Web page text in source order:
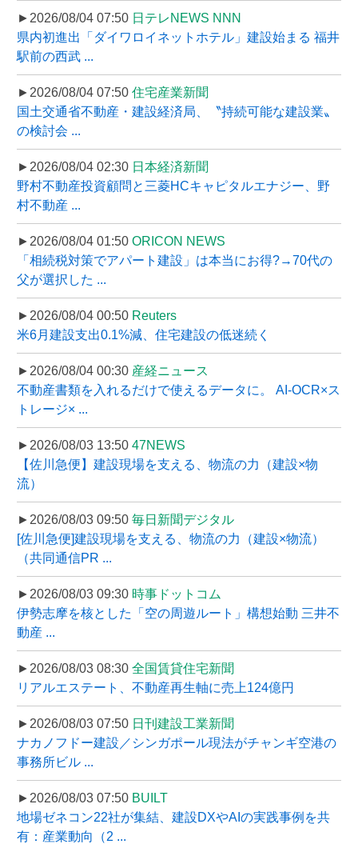
►2026/08/04 07:50 日テレNEWS NNN
県内初進出「ダイワロイネットホテル」建設始まる 福井
駅前の西武 ...
►2026/08/04 07:50 住宅産業新聞
国土交通省不動産・建設経済局、〝持続可能な建設業〟
の検討会 ...
►2026/08/04 02:30 日本経済新聞
野村不動産投資顧問と三菱HCキャピタルエナジー、野
村不動産 ...
►2026/08/04 01:50 ORICON NEWS
「相続税対策でアパート建設」は本当にお得?→70代の
父が選択した ...
►2026/08/04 00:50 Reuters
米6月建設支出0.1%減、住宅建設の低迷続く
►2026/08/04 00:30 産経ニュース
不動産書類を入れるだけで使えるデータに。 AI-OCR×ス
トレージ× ...
►2026/08/03 13:50 47NEWS
【佐川急便】建設現場を支える、物流の力（建設×物
流）
►2026/08/03 09:50 毎日新聞デジタル
[佐川急便]建設現場を支える、物流の力（建設×物流）
（共同通信PR ...
►2026/08/03 09:30 時事ドットコム
伊勢志摩を核とした「空の周遊ルート」構想始動 三井不
動産 ...
►2026/08/03 08:30 全国賃貸住宅新聞
リアルエステート、不動産再生軸に売上124億円
►2026/08/03 07:50 日刊建設工業新聞
ナカノフドー建設／シンガポール現法がチャンギ空港の
事務所ビル ...
►2026/08/03 07:50 BUILT
地場ゼネコン22社が集結、建設DXやAIの実践事例を共
有：産業動向（2 ...